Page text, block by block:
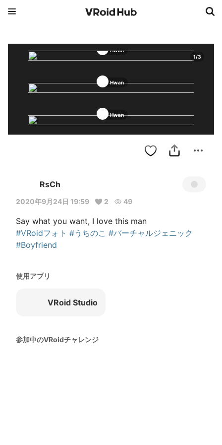
1/3
Hwan
Hwan
Hwan
RsCh
2020年9月24日 19:59 2 49
#VRoidフォト #うちのこ #バーチャルジェニック
#Boyfriend
使用アプリ
VRoid Studio
参加中のVRoidチャレンジ